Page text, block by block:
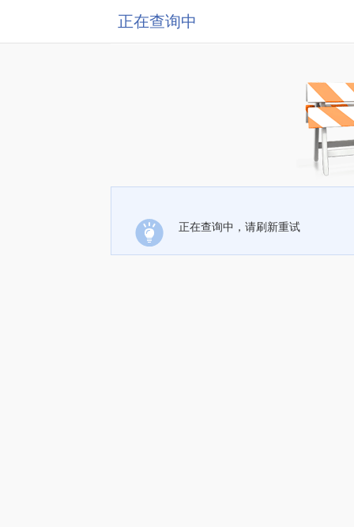
正在查询中
正在查询中，请刷新重试